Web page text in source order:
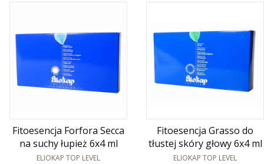
Fitoesencja Forfora Secca
na suchy łupież 6x4 ml
PRODUCENT
ELIOKAP TOP LEVEL
Fitoesencja Grasso do
tłustej skóry głowy 6x4 ml
PRODUCENT
ELIOKAP TOP LEVEL